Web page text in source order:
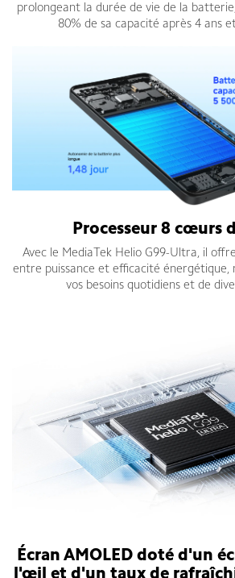
prolongeant la durée de vie de la
80% de sa capacité après 4 ans
Processeur 8 cœurs
Avec le MediaTek Helio G99-Ultra, il
entre puissance et efficacité énergétique,
vos besoins quotidiens et de
Écran AMOLED doté d'un